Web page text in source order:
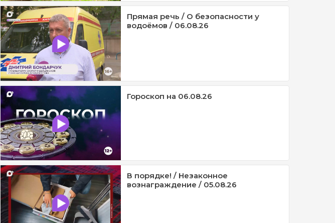
Прямая речь / О безопасности у
водоёмов / 06.08.26
Гороскоп на 06.08.26
В порядке! / Незаконное
вознаграждение / 05.08.26